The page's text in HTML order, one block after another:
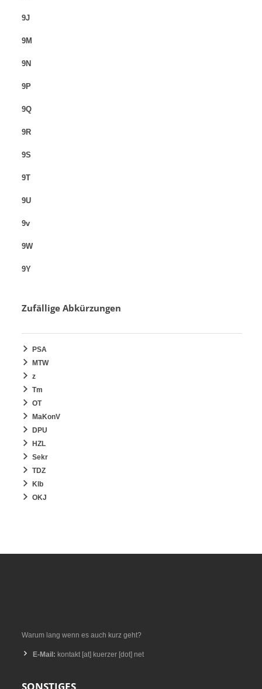
9J
9M
9N
9P
9Q
9R
9S
9T
9U
9v
9W
9Y
Zufällige Abkürzungen
PSA
MTW
z
Tm
OT
MaKonV
DPU
HZL
Sekr
TDZ
Klb
OKJ
Warum lang wenn es auch kurz geht?
E-Mail: kontakt [at] kuerzer [dot] net